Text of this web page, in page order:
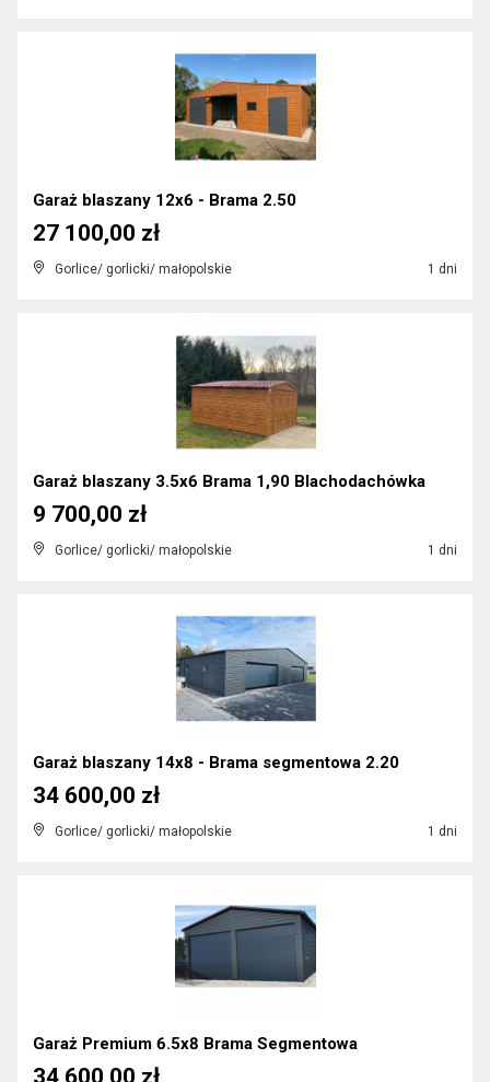
Garaż blaszany 12x6 - Brama 2.50
Gorlice/ gorlicki/ małopolskie 1 dni
27 100,00 zł
Garaż blaszany 3.5x6 Brama 1,90 Blachodachówka
Gorlice/ gorlicki/ małopolskie 1 dni
9 700,00 zł
Garaż blaszany 14x8 - Brama segmentowa 2.20
Gorlice/ gorlicki/ małopolskie 1 dni
34 600,00 zł
Garaż Premium 6.5x8 Brama Segmentowa
34 600,00 zł